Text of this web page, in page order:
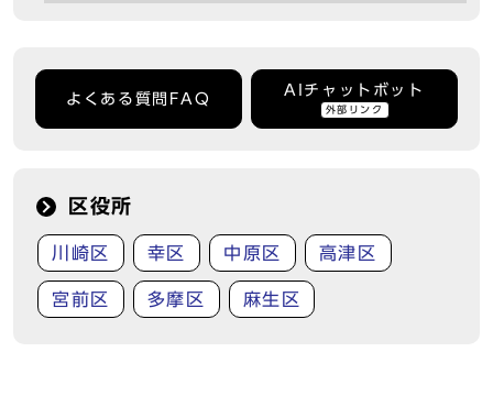
よくある質問FAQ
AIチャットボット
外部リンク
区役所
川崎区 幸区 中原区 高津区
宮前区 多摩区 麻生区